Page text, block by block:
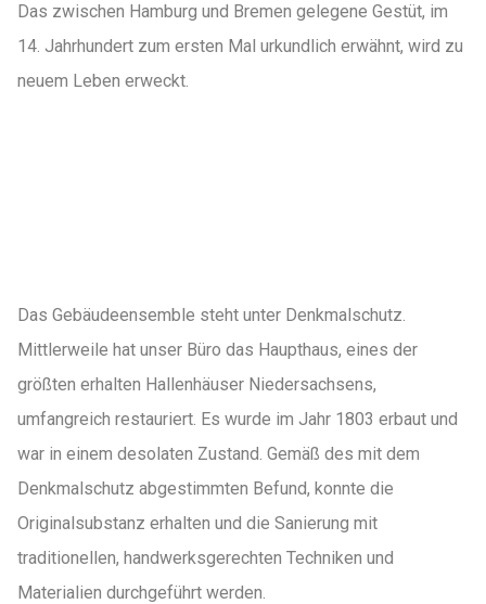
Das zwischen Hamburg und Bremen gelegene Gestüt, im
14. Jahrhundert zum ersten Mal urkundlich erwähnt, wird zu
neuem Leben erweckt.
Das Gebäudeensemble steht unter Denkmalschutz.
Mittlerweile hat unser Büro das Haupthaus, eines der
größten erhalten Hallenhäuser Niedersachsens,
umfangreich restauriert. Es wurde im Jahr 1803 erbaut und
war in einem desolaten Zustand. Gemäß des mit dem
Denkmalschutz abgestimmten Befund, konnte die
Originalsubstanz erhalten und die Sanierung mit
traditionellen, handwerksgerechten Techniken und
Materialien durchgeführt werden.